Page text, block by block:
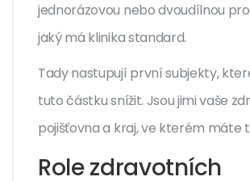
jednorázovou nebo dvoudílnou
jaký má klinika standard.
Tady nastupují první subjekty,
tuto částku snížit. Jsou jimi vaše
pojišťovna a kraj, ve kterém máte
Role zdravotních